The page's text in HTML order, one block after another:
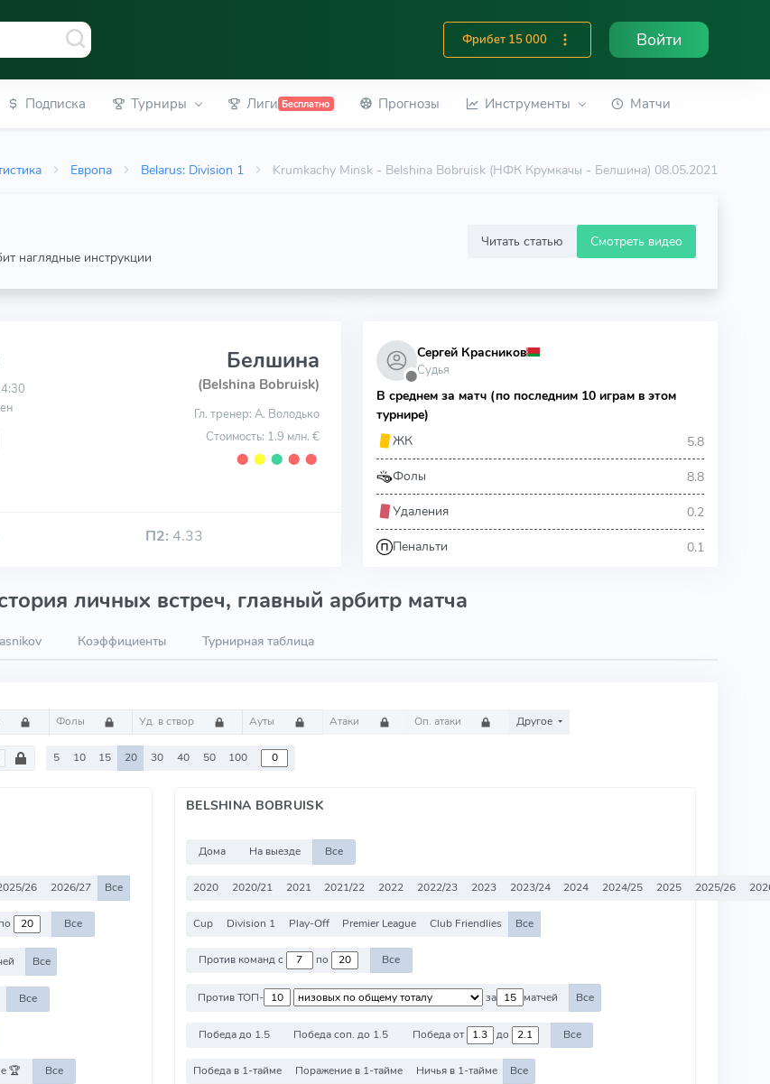
Фрибет 15 000 Войти
Подписка Турниры Лиги Бесплатно Прогнозы Инструменты Матчи
Европа Belarus: Division 1 Krumkachy Minsk - Belshina Bobruisk (НФК Крумкачы - Белшина) 08.05.2021
наглядные инструкции
Читать статью Смотреть видео
Белшина
(Belshina Bobruisk)
Гл. тренер: А. Володько
Стоимость: 1.9 млн. €
⬤ ⬤ ⬤ ⬤ ⬤
П2: 4.33
⬤
Сергей Красников
Судья
В среднем за матч (по последним 10 играм в этом
турнире)
ЖК
5.8
Фолы 8.8
Удаления 0.2
Пенальти 0.1
личных встреч, главный арбитр матча
Коэффициенты Турнирная таблица
Фолы Уд. в створ Ауты Атаки Оп. атаки Другое
5 10 15 20 30 40 50 100
26 2026/27 Все
по Все
Все
Все
🏆 Все
BELSHINA BOBRUISK
Дома На выезде Все
2020 2020/21 2021 2021/22 2022 2022/23 2023 2023/24 2024 2024/25 2025 2025/26
Cup Division 1 Play-Off Premier League Club Friendlies Все
Против команд с по Все
Против ТОП- за матчей Все
Победа до 1.5 Победа соп. до 1.5 Победа от до Все
Победа в 1-тайме Поражение в 1-тайме Ничья в 1-тайме Все